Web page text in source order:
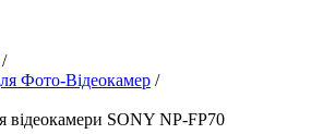
/
Фото-Відеокамер /
відеокамери SONY NP-FP70